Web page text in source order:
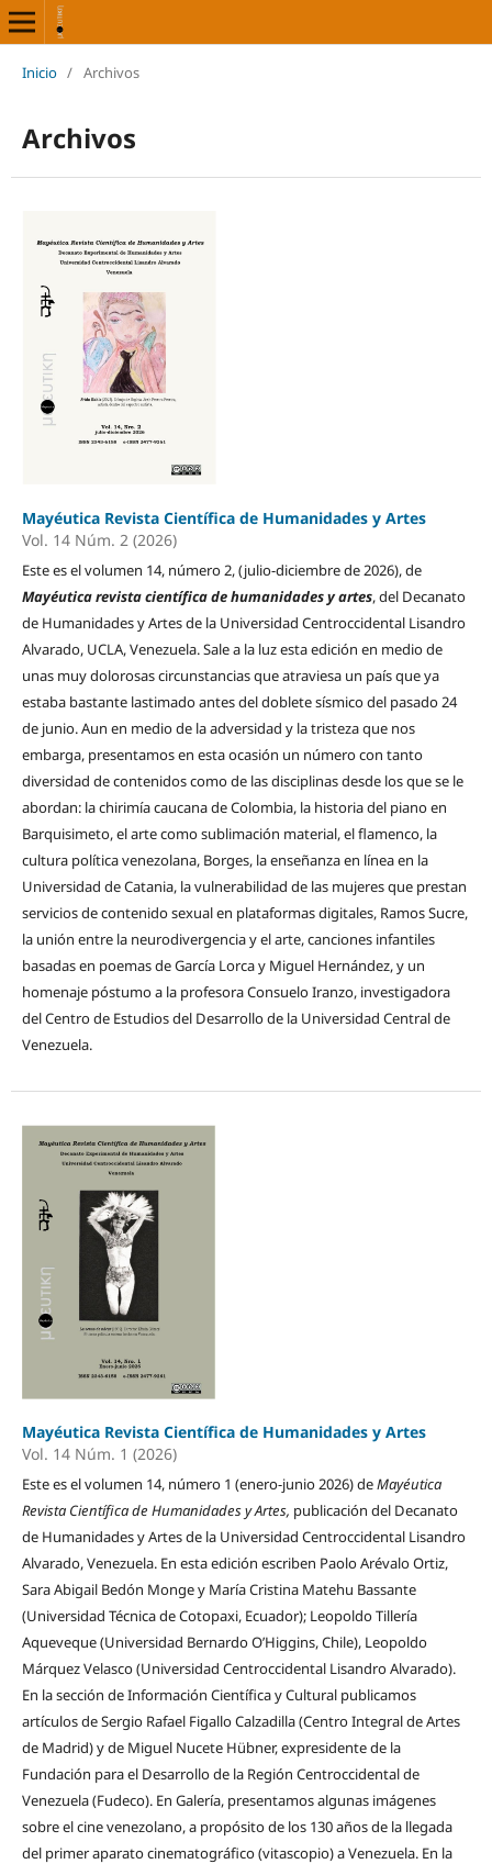
Inicio / Archivos
Archivos
Mayéutica Revista Científica de Humanidades y Artes
Vol. 14 Núm. 2 (2026)
Este es el volumen 14, número 2, (julio-diciembre de 2026), de
Mayéutica revista científica de humanidades y artes, del Decanato
de Humanidades y Artes de la Universidad Centroccidental Lisandro
Alvarado, UCLA, Venezuela. Sale a la luz esta edición en medio de
unas muy dolorosas circunstancias que atraviesa un país que ya
estaba bastante lastimado antes del doblete sísmico del pasado 24
de junio. Aun en medio de la adversidad y la tristeza que nos
embarga, presentamos en esta ocasión un número con tanto
diversidad de contenidos como de las disciplinas desde los que se le
abordan: la chirimía caucana de Colombia, la historia del piano en
Barquisimeto, el arte como sublimación material, el flamenco, la
cultura política venezolana, Borges, la enseñanza en línea en la
Universidad de Catania, la vulnerabilidad de las mujeres que prestan
servicios de contenido sexual en plataformas digitales, Ramos Sucre,
la unión entre la neurodivergencia y el arte, canciones infantiles
basadas en poemas de García Lorca y Miguel Hernández, y un
homenaje póstumo a la profesora Consuelo Iranzo, investigadora
del Centro de Estudios del Desarrollo de la Universidad Central de
Venezuela.
Mayéutica Revista Científica de Humanidades y Artes
Vol. 14 Núm. 1 (2026)
Este es el volumen 14, número 1 (enero-junio 2026) deMayéutica
Revista Científica de Humanidades y Artes, publicación del Decanato
de Humanidades y Artes de la Universidad Centroccidental Lisandro
Alvarado, Venezuela. En esta edición escriben Paolo Arévalo Ortiz,
Sara Abigail Bedón Monge y María Cristina Matehu Bassante
(Universidad Técnica de Cotopaxi, Ecuador); Leopoldo Tillería
Aqueveque (Universidad Bernardo O’Higgins, Chile), Leopoldo
Márquez Velasco (Universidad Centroccidental Lisandro Alvarado).
En la sección de Información Científica y Cultural publicamos
artículos de Sergio Rafael Figallo Calzadilla (Centro Integral de Artes
de Madrid) y de Miguel Nucete Hübner, expresidente de la
Fundación para el Desarrollo de la Región Centroccidental de
Venezuela (Fudeco). En Galería, presentamos algunas imágenes
sobre el cine venezolano, a propósito de los 130 años de la llegada
del primer aparato cinematográfico (vitascopio) a Venezuela. En la